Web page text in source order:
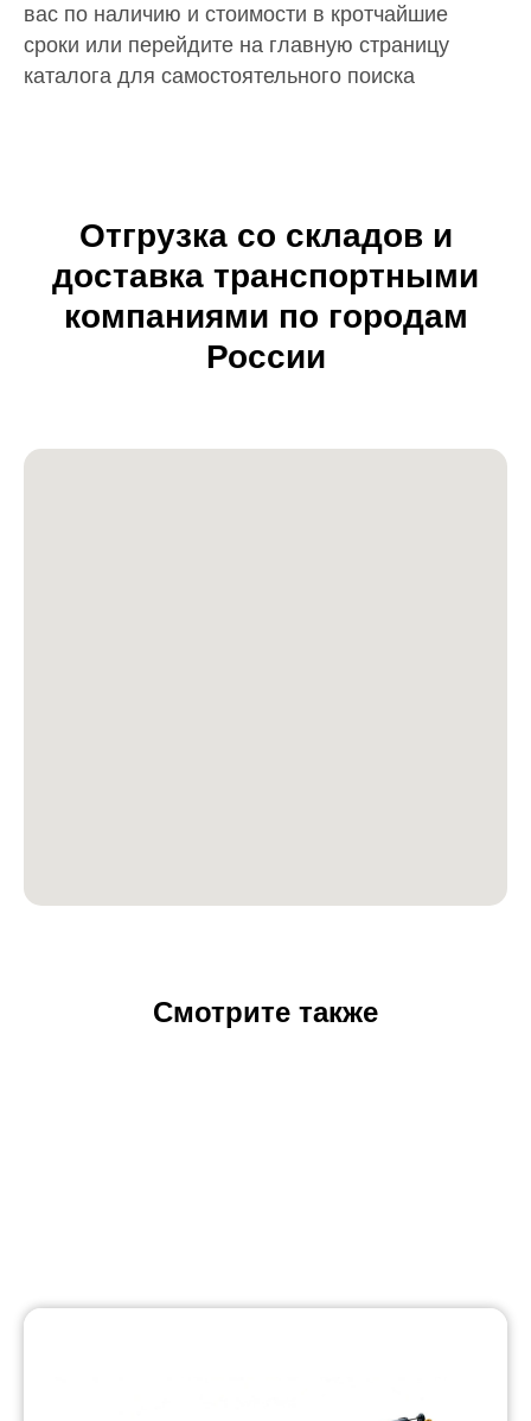
вас по наличию и стоимости в кротчайшие
сроки или перейдите на главную страницу
каталога для самостоятельного поиска
Отгрузка со складов и
доставка транспортными
компаниями по городам
России
Смотрите также